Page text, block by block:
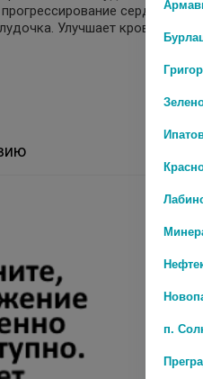
сердечной
Улучшает
п.